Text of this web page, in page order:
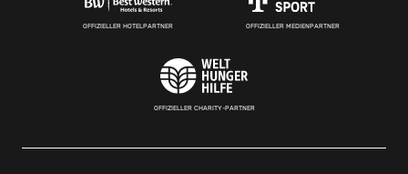
OFFIZIELLER HOTELPARTNER OFFIZIELLER MEDIENPARTNER
OFFIZIELLER CHARITY-PARTNER